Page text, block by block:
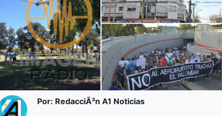
Por: RedacciÃ³n A1 Noticias